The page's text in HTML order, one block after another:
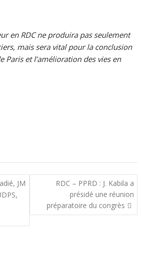
en RDC ne produira pas seulement
mais sera vital pour la conclusion
Paris et l’amélioration des vies en
JM
RDC – PPRD : J. Kabila a
présidé une réunion
préparatoire du congrès